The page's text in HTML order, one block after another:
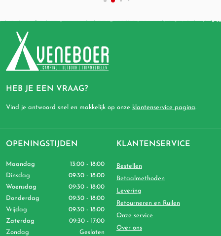
HEB JE EEN VRAAG?
Vind je antwoord snel en makkelijk op onze klantenservice pagina.
OPENINGSTIJDEN
Maandag
13:00 - 18:00
Dinsdag
09:30 - 18:00
Woensdag
09:30 - 18:00
Donderdag
09:30 - 18:00
Vrijdag
09:30 - 18:00
Zaterdag
09:30 - 17:00
Zondag
Gesloten
KLANTENSERVICE
Bestellen
Betaalmethoden
Levering
Retourneren en Ruilen
Onze service
Over ons